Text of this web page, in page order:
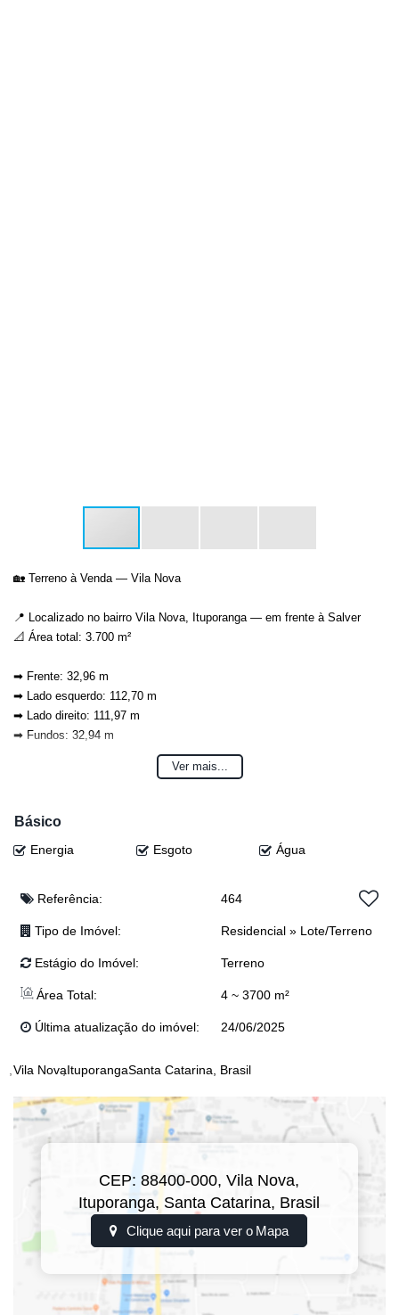
🏡 Terreno à Venda — Vila Nova
📍 Localizado no bairro Vila Nova, Ituporanga — em frente à Salver
📐 Área total: 3.700 m²
➡ Frente: 32,96 m
➡ Lado esquerdo: 112,70 m
➡ Lado direito: 111,97 m
➡ Fundos: 32,94 m
✅ Ótima oportunidade para investimento ou construção!
💰 Valor: R$ 250.000,00
Ver mais...
Básico
Energia Esgoto Água
Referência: 464
Tipo de Imóvel: Residencial » Lote/Terreno
Estágio do Imóvel: Terreno
Área Total: 4 ~ 3700 m²
Última atualização do imóvel: 24/06/2025
Vila NovaItuporangaSanta Catarina, Brasil
CEP: 88400-000,Vila Nova,
Ituporanga, Santa Catarina, Brasil
Clique aqui para ver o Mapa